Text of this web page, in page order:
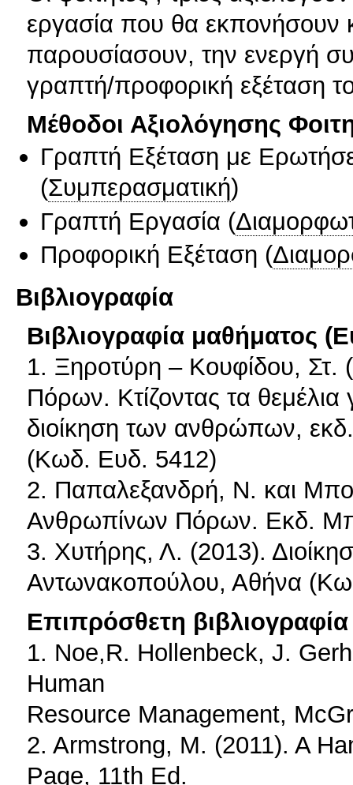
εργασία που θα εκπονήσουν
παρουσίασουν, την ενεργή
γραπτή/προφορική εξέταση
Μέθοδοι Αξιολόγησης
Γραπτή Εξέταση με
(Συμπερασματική)
Γραπτή Εργασία (
Προφορική Εξέταση (
Βιβλιογραφία
Βιβλιογραφία μαθήματος
1. Ξηροτύρη – Κουφίδου, Στ.
Πόρων. Κτίζοντας τα θεμέλια
διοίκηση των ανθρώπων,
(Κωδ. Ευδ. 5412)
2. Παπαλεξανδρή, Ν. και
Ανθρωπίνων Πόρων. Εκδ.
3. Χυτήρης, Λ. (2013).
Αντωνακοπούλου, Αθήνα
Επιπρόσθετη βιβλιογραφία
1. Noe,R. Hollenbeck, J.
Human
Resource Management,
2. Armstrong, M. (2011). A
Page, 11th Ed.